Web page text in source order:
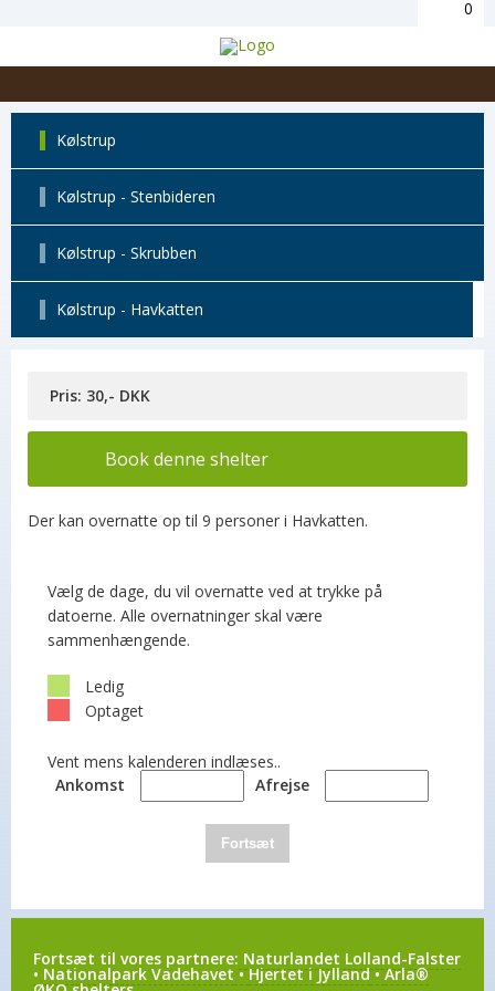
0
Kølstrup
Kølstrup - Stenbideren
Kølstrup - Skrubben
Kølstrup - Havkatten
Pris: 30,- DKK
Book denne shelter
Der kan overnatte op til 9 personer i Havkatten.
Vælg de dage, du vil overnatte ved at trykke på
datoerne. Alle overnatninger skal være
sammenhængende.
Ledig
Optaget
Vent mens kalenderen indlæses..
Ankomst
Afrejse
Fortsæt
Fortsæt til vores partnere: Naturlandet Lolland-Falster
• Nationalpark Vadehavet •Hjertet i Jylland•Arla®